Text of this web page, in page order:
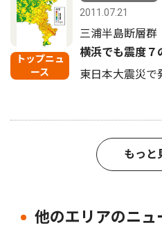
トップニュ
ース
2011.07.21
三浦半島断層群
横浜でも震度７
東日本大震災で
もっと
他のエリアのニュ